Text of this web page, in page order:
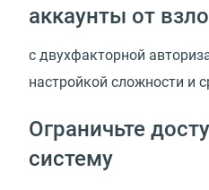
аккаунты от
с двухфакторной
настройкой сложности и
Ограничьте
систему